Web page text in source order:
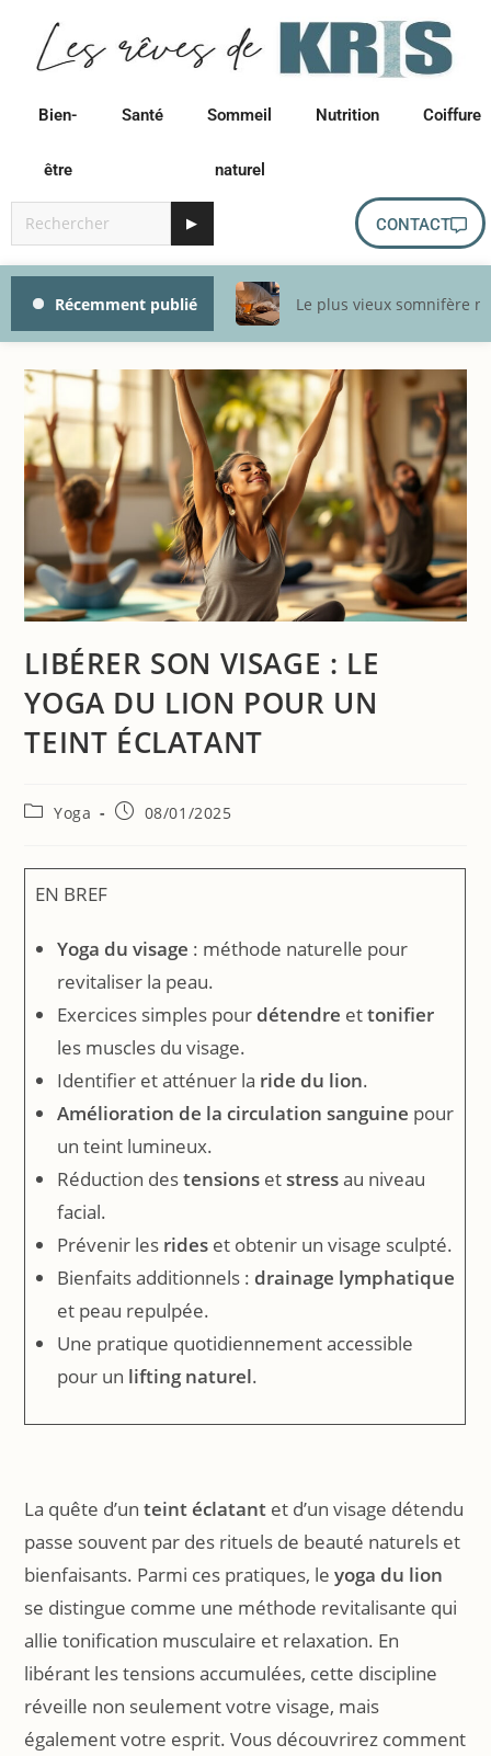
Bien-
être
Santé Sommeil
naturel
Nutrition Coiffure
▶ CONTACT
Récemment publié Le plus vieux somnifère
LIBÉRER SON VISAGE : LE
YOGA DU LION POUR UN
TEINT ÉCLATANT
Yoga 08/01/2025
EN BREF
Yoga du visage : méthode naturelle pour
revitaliser la peau.
Exercices simples pour détendre ettonifier
les muscles du visage.
Identifier et atténuer la ride du lion.
Amélioration de la circulation sanguine pour
un teint lumineux.
Réduction destensionsetstressau niveau
facial.
Prévenir les rideset obtenir un visage sculpté.
Bienfaits additionnels : drainage lymphatique
et peau repulpée.
Une pratique quotidiennement accessible
pour un lifting naturel.
La quête d’unteint éclatant et d’un visage détendu
passe souvent par des rituels de beauté naturels et
bienfaisants. Parmi ces pratiques, leyoga du lion
se distingue comme une méthode revitalisante qui
allie tonification musculaire et relaxation. En
libérant les tensions accumulées, cette discipline
réveille non seulement votre visage, mais
également votre esprit. Vous découvrirez comment